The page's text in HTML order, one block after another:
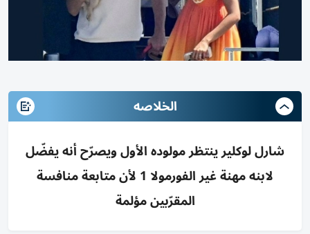
الخلاصه
شارل لوكلير ينتظر مولوده الأول ويصرّح أنه يفضّل
لابنه مهنة غير الفورمولا 1 لأن متابعة منافسة
المقرّبين مؤلمة